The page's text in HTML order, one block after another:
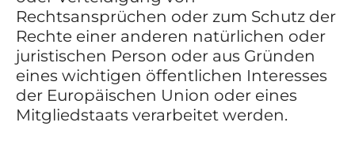
Rechtsansprüchen oder zum Schutz der
Rechte einer anderen natürlichen oder
juristischen Person oder aus Gründen
eines wichtigen öffentlichen Interesses
der Europäischen Union oder eines
Mitgliedstaats verarbeitet werden.